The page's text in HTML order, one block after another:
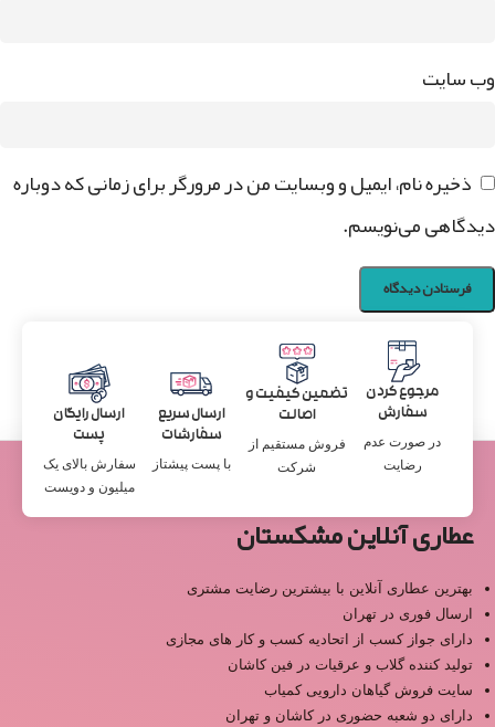
وب‌ سایت
ذخیره نام، ایمیل و وبسایت من در مرورگر برای زمانی که دوباره
دیدگاهی می‌نویسم.
مرجوع کردن
سفارش
در صورت عدم
رضایت
تضمین کیفیت و
اصالت
فروش مستقیم از
شرکت
ارسال سریع
سفارشات
با پست پیشتاز
ارسال رایگان
پست
سفارش بالای یک
میلیون و دویست
عطاری آنلاین مشکستان
بهترین عطاری آنلاین با بیشترین رضایت مشتری
ارسال فوری در تهران
دارای جواز کسب از اتحادیه کسب و کار های مجازی
تولید کننده گلاب و عرقیات در فین کاشان
سایت فروش گیاهان دارویی کمیاب
دارای دو شعبه حضوری در کاشان و تهران